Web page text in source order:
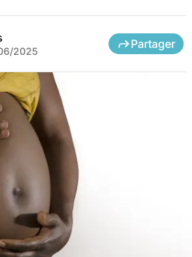
2025
Partager